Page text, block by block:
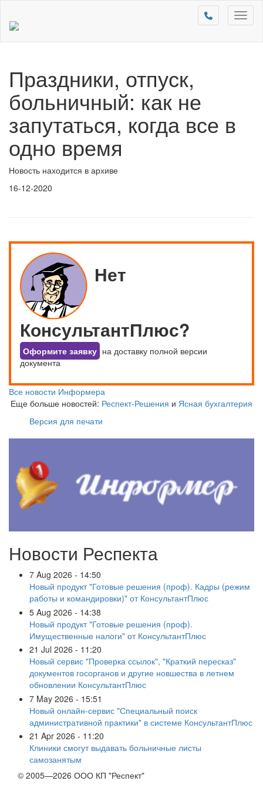
Праздники, отпуск,
больничный: как не
запутаться, когда все в
одно время
Новость находится в архиве
16-12-2020
Нет
КонсультантПлюс?
Оформите заявку на доставку полной версии
документа
Все новости Информера
Еще больше новостей: Респект-Решения и Ясная бухгалтерия
Версия для печати
Новости Респекта
7 Aug 2026 - 14:50
Новый продукт "Готовые решения (проф). Кадры (режим
работы и командировки)" от КонсультантПлюс
5 Aug 2026 - 14:38
Новый продукт "Готовые решения (проф).
Имущественные налоги" от КонсультантПлюс
21 Jul 2026 - 11:20
Новый сервис "Проверка ссылок", "Краткий пересказ"
документов госорганов и другие новшества в летнем
обновлении КонсультантПлюс
7 May 2026 - 15:51
Новый онлайн-сервис "Специальный поиск
административной практики" в системе КонсультантПлюс
21 Apr 2026 - 11:20
Клиники смогут выдавать больничные листы
самозанятым
© 2005—2026 ООО КП "Респект"